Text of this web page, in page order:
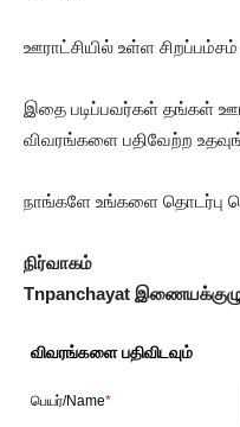
ஊராட்சியில் உள்ள
இதை படிப்பவர்கள் தங்கள்
விவரங்களை பதிவேற்ற
நாங்களே உங்களை தொடர்பு
நிர்வாகம்
Tnpanchayat
விவரங்களை பதிவிடவும்
பெயர்/Name*